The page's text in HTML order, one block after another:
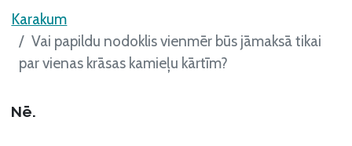
Karakum
Vai papildu nodoklis vienmēr būs jāmaksā tikai
par vienas krāsas kamieļu kārtīm?
Nē.